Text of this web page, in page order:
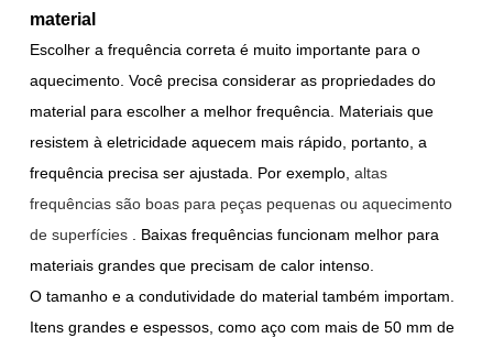
material
Escolher a frequência correta é muito importante para o
aquecimento. Você precisa considerar as propriedades do
material para escolher a melhor frequência. Materiais que
resistem à eletricidade aquecem mais rápido, portanto, a
frequência precisa ser ajustada. Por exemplo, altas
frequências são boas para peças pequenas ou aquecimento
de superfícies
. Baixas frequências funcionam melhor para
materiais grandes que precisam de calor intenso.
O tamanho e a condutividade do material também importam.
Itens grandes e espessos, como aço com mais de 50 mm de